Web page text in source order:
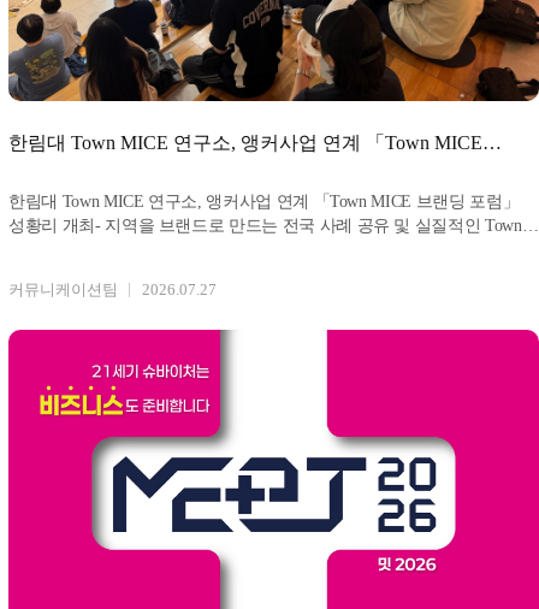
한림대 Town MICE 연구소, 앵커사업 연계 「Town MICE
한림대 Town MICE 연구소, 앵커사업 연계 「Town MICE 브랜딩 포럼」
성황리 개최- 지역을 브랜드로 만드는 전국 사례 공유 및 실질적인 Town
커뮤니케이션팀 2026.07.27